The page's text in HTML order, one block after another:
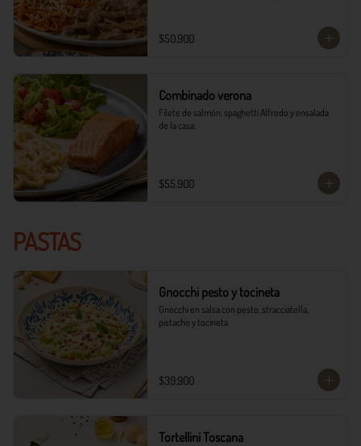
$50.900
Combinado verona
Filete de salmón, spaghetti Alfredo y ensalada
de la casa.
$55.900
PASTAS
Gnocchi pesto y tocineta
Gnocchi en salsa con pesto, stracciatella,
pistacho y tocineta
$39.900
Tortellini Toscana